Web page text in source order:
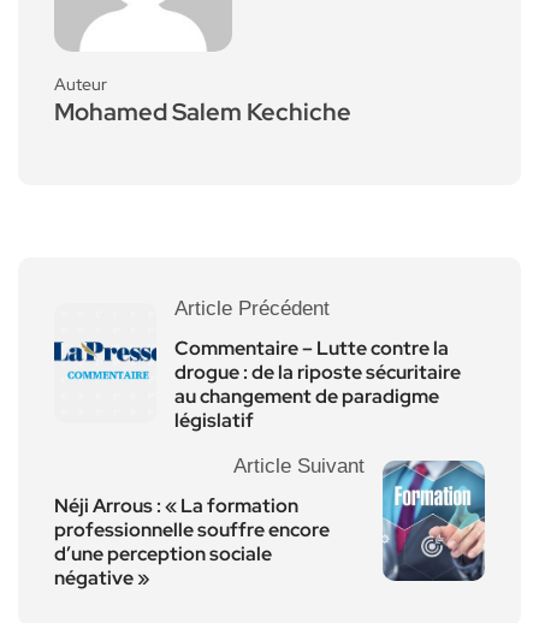
Auteur
Mohamed Salem Kechiche
Article Précédent
Commentaire – Lutte contre la
drogue : de la riposte sécuritaire
au changement de paradigme
législatif
Article Suivant
Néji Arrous : « La formation
professionnelle souffre encore
d’une perception sociale
négative »